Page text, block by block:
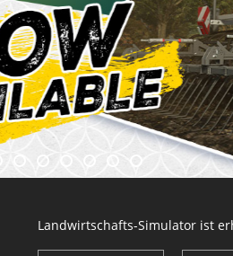
Landwirtschafts-Simulator ist